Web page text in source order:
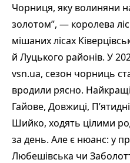
Чорниця, яку волиняни
золотом”, — королева
мішаних лісах
й Луцького районів. У
vsn.ua, сезон чорниць
вродили рясно. Найкращі
Гайове, Довжиці,
Шийко, ходять цілими
за день. Але є нюанс: у
Любешівська чи